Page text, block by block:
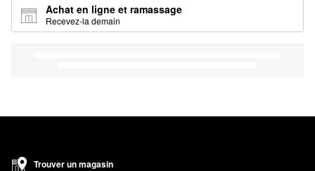
Achat en ligne et ramassage
Recevez-la demain
Trouver un magasin